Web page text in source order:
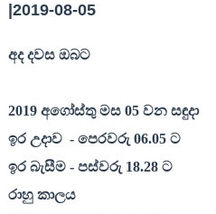
|2019-08-05
අද දවස ඔබට
2019අගෝස්තු මස 05වන සඳුදා
ඉර උදාව - පෙරවරු 06.05ට
ඉර බැසීම - පස්වරු 18.28ට
රාහු කාලය